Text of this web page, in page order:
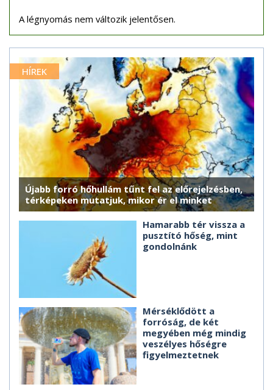
A légnyomás nem változik jelentősen.
HÍREK
Újabb forró hőhullám tűnt fel az előrejelzésben,
térképeken mutatjuk, mikor ér el minket
Hamarabb tér vissza a
pusztító hőség, mint
gondolnánk
Mérséklődött a
forróság, de két
megyében még mindig
veszélyes hőségre
figyelmeztetnek